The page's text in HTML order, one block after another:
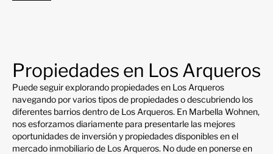
Propiedades en Los Arqueros
Puede seguir explorando propiedades en Los Arqueros
navegando por varios tipos de propiedades o descubriendo los
diferentes barrios dentro de Los Arqueros. En Marbella Wohnen,
nos esforzamos diariamente para presentarle las mejores
oportunidades de inversión y propiedades disponibles en el
mercado inmobiliario de Los Arqueros. No dude en ponerse en